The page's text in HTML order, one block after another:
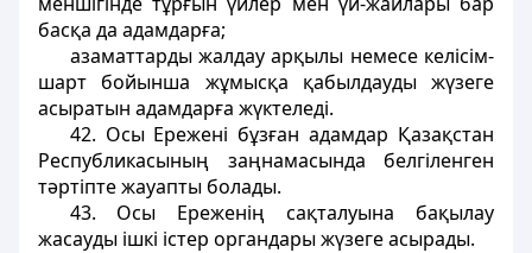
басқа да адамдарға;
азаматтарды жалдау арқылы немесе келісім-
шарт бойынша жұмысқа қабылдауды жүзеге
асыратын адамдарға жүктеледі.
42. Осы Ережені бұзған адамдар Қазақстан
Республикасының заңнамасында белгіленген
тәртіпте жауапты болады.
43. Осы Ереженің сақталуына бақылау
жасауды ішкі істер органдары жүзеге асырады.